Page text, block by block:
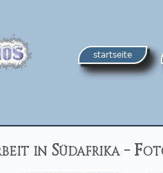
startseite
in Südafrika -